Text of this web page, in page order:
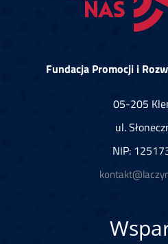
Fundacja Promocji i
05-205
ul.
NIP: